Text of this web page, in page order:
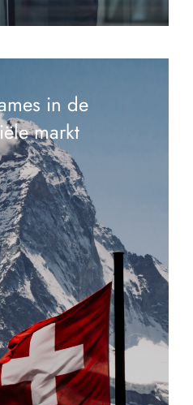
in de
markt